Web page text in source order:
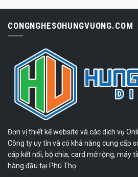
CONGNGHESOHUNGVUONG.COM
Đơn vị thiết kế website và các dịch vụ
Công ty uy tín và có khả năng cung cấp
cáp kết nối, bộ chia, card mở rộng, máy
hàng đầu tại Phú Thọ.